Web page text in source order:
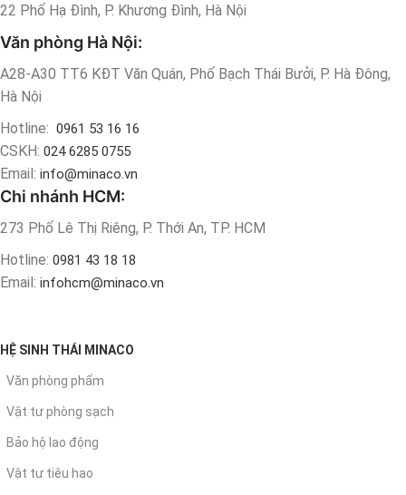
22 Phố Hạ Đình, P. Khương Đình, Hà Nội
Văn phòng Hà Nội:
A28-A30 TT6 KĐT Văn Quán, Phố Bạch Thái Bưởi, P. Hà Đông,
Hà Nội
Hotline: 0961 53 16 16
CSKH: 024 6285 0755
Email: info@minaco.vn
Chi nhánh HCM:
273 Phố Lê Thị Riêng, P. Thới An, TP. HCM
Hotline: 0981 43 18 18
Email: infohcm@minaco.vn
HỆ SINH THÁI MINACO
Văn phòng phẩm
Vật tư phòng sạch
Bảo hộ lao động
Vật tư tiêu hao